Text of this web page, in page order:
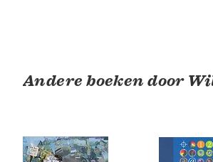
Andere boeken door